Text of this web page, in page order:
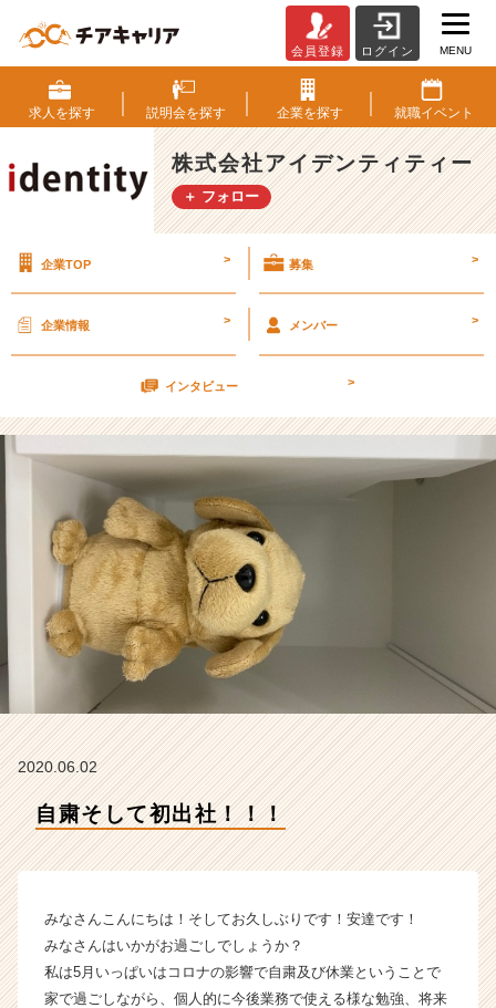
粛
そ
し
て
初
出
会
イ
デ
テ
ィ
テ
ィ
ー
の
タ
イ
ム
ラ
|
ャ
ー・
長
業
か
ら
ス
会員登録 ログイン MENU
求人を探す 説明会を探す 企業を探す 就職イベント
株式会社アイデンティティー
＋ フォロー
企業TOP > 募集 >
企業情報 > メンバー >
インタビュー >
2020.06.02
自粛そして初出社！！！
みなさんこんにちは！そしてお久しぶりです！安達です！
みなさんはいかがお過ごしでしょうか？
私は5月いっぱいはコロナの影響で自粛及び休業ということで
家で過ごしながら、個人的に今後業務で使える様な勉強、将来